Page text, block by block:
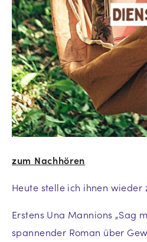
zum Nachhören
Heute stelle ich ihnen wieder
Erstens Una Mannions „Sag
spannender Roman über